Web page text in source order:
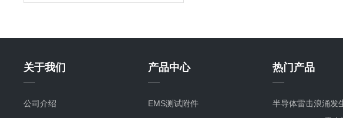
关于我们
公司介绍
产品中心
EMS测试附件
热门产品